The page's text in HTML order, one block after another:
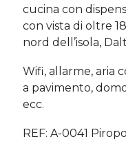
cucina con
con vista di oltre
nord dell’isola,
Wifi, allarme, aria
a pavimento,
ecc.
REF: A-0041